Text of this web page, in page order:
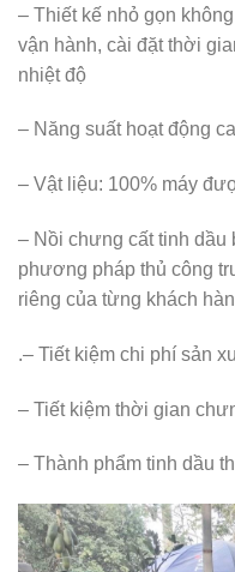
– Thiết kế nhỏ gọn
vận hành, cài đặt thời
nhiệt độ
– Năng suất hoạt động
– Vật liệu: 100% máy
– Nồi chưng cất tinh dầu
phương pháp thủ công
riêng của từng khách
.– Tiết kiệm chi phí sản
– Tiết kiệm thời gian
– Thành phẩm tinh dầu